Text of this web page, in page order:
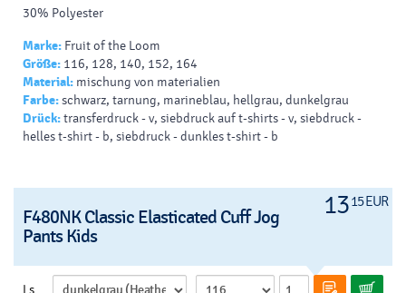
30% Polyester
Marke: Fruit of the Loom
Größe: 116, 128, 140, 152, 164
Material: mischung von materialien
Farbe:schwarz, tarnung, marineblau, hellgrau, dunkelgrau
Drück:transferdruck - v, siebdruck auf t-shirts - v, siebdruck -
helles t-shirt - b, siebdruck - dunkles t-shirt - b
1315 EUR
F480NK Classic Elasticated Cuff Jog
Pants Kids